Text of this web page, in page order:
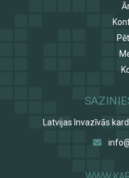
Latvijas Invazīvās